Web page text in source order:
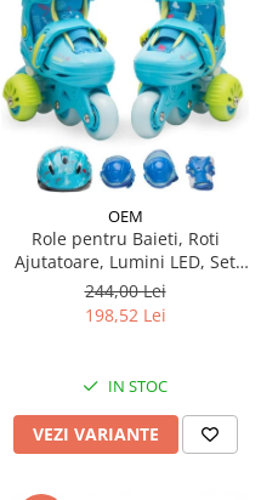
OEM
Role pentru Baieti, Roti
Ajutatoare, Lumini LED, Set
Protectie
244,00 Lei
198,52 Lei
IN STOC
VEZI VARIANTE